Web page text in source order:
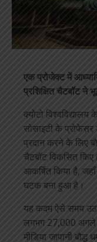
एक प्रोजेक्ट में
प्रशिक्षित चैटबॉट ने
क्योटो
सोसाइटी के प्रोफेसर
प्रदान करने के लिए
चैटबॉट विकसित किए
आकर्षित किया है, जहाँ
घटक बना हुआ है।
यह कदम ऐसे समय
लगभग 27,000 अगले
मीडिया जापानी